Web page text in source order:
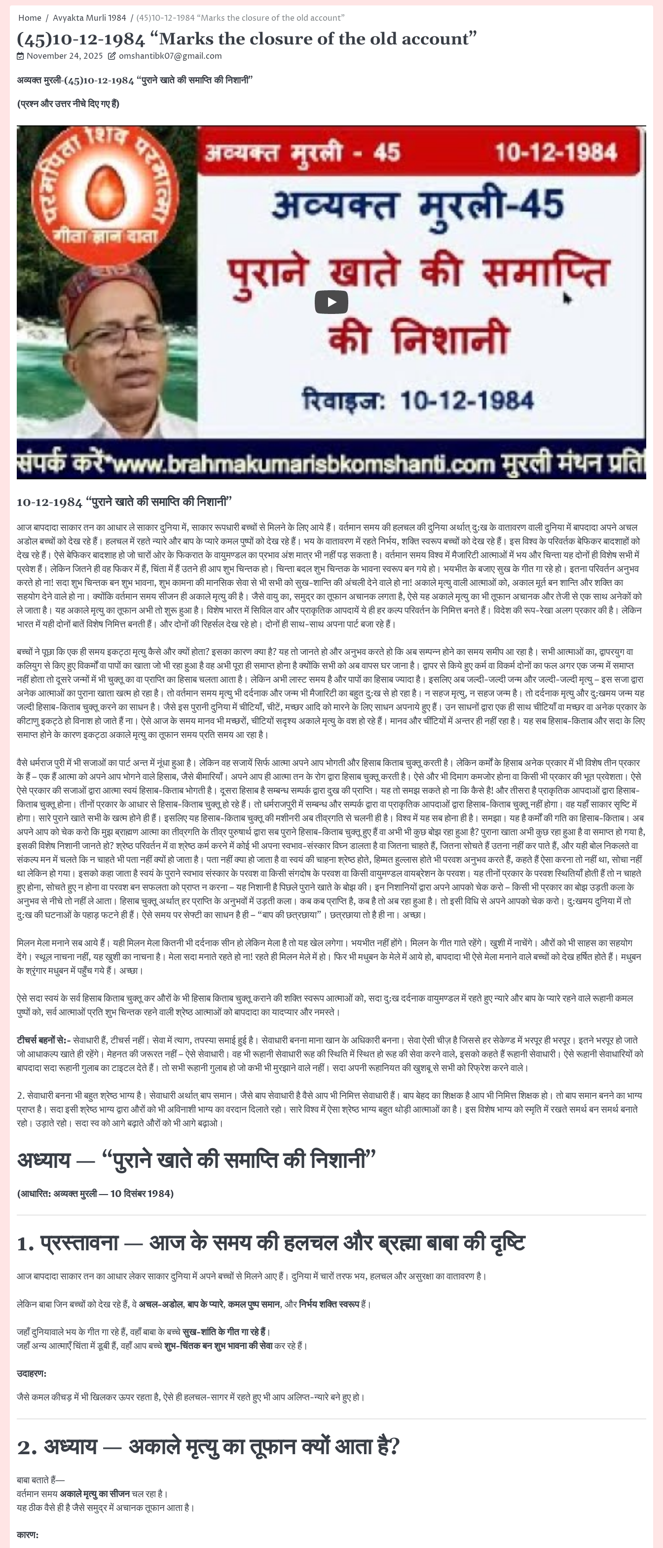
Home Avyakta Murli 1984 (45)10-12-1984 “Marks the closure of the old account”
(45)10-12-1984 “Marks the closure of the old account”
November 24, 2025 omshantibk07@gmail.com
अव्यक्त मुरली-(45)10-12-1984 “पुराने खाते की समाप्ति की निशानी”
(प्रश्न और उत्तर नीचे दिए गए हैं)
10-12-1984 “पुराने खाते की समाप्ति की निशानी”
आज बापदादा साकार तन का आधार ले साकार दुनिया में, साकार रूपधारी बच्चों से मिलने के लिए आये हैं। वर्तमान समय की हलचल की दुनिया अर्थात् दु:ख के वातावरण वाली दुनिया में बापदादा अपने अचल
अडोल बच्चों को देख रहे हैं। हलचल में रहते न्यारे और बाप के प्यारे कमल पुष्पों को देख रहे हैं। भय के वातावरण में रहते निर्भय, शक्ति स्वरूप बच्चों को देख रहे हैं। इस विश्व के परिवर्तक बेफिकर बादशाहों को
देख रहे हैं। ऐसे बेफिकर बादशाह हो जो चारों ओर के फिकरात के वायुमण्डल का प्रभाव अंश मात्र भी नहीं पड़ सकता है। वर्तमान समय विश्व में मैजारिटी आत्माओं में भय और चिन्ता यह दोनों ही विशेष सभी में
प्रवेश हैं। लेकिन जितने ही वह फिकर में हैं, चिंता में हैं उतने ही आप शुभ चिन्तक हो। चिन्ता बदल शुभ चिन्तक के भावना स्वरूप बन गये हो। भयभीत के बजाए सुख के गीत गा रहे हो। इतना परिवर्तन अनुभव
करते हो ना! सदा शुभ चिन्तक बन शुभ भावना, शुभ कामना की मानसिक सेवा से भी सभी को सुख-शान्ति की अंचली देने वाले हो ना! अकाले मृत्यु वाली आत्माओं को, अकाल मूर्त बन शान्ति और शक्ति का
सहयोग देने वाले हो ना। क्योंकि वर्तमान समय सीजन ही अकाले मृत्यु की है। जैसे वायु का, समुद्र का तूफान अचानक लगता है, ऐसे यह अकाले मृत्यु का भी तूफान अचानक और तेजी से एक साथ अनेकों को
ले जाता है। यह अकाले मृत्यु का तूफान अभी तो शुरू हुआ है। विशेष भारत में सिविल वार और प्राकृतिक आपदायें ये ही हर कल्प परिवर्तन के निमित्त बनते हैं। विदेश की रूप-रेखा अलग प्रकार की है। लेकिन
भारत में यही दोनों बातें विशेष निमित्त बनती हैं। और दोनों की रिहर्सल देख रहे हो। दोनों ही साथ-साथ अपना पार्ट बजा रहे हैं।
बच्चों ने पूछा कि एक ही समय इकट्ठा मृत्यु कैसे और क्यों होता? इसका कारण क्या है? यह तो जानते हो और अनुभव करते हो कि अब सम्पन्न होने का समय समीप आ रहा है। सभी आत्माओं का, द्वापरयुग वा
कलियुग से किए हुए विकर्मों वा पापों का खाता जो भी रहा हुआ है वह अभी पूरा ही समाप्त होना है क्योंकि सभी को अब वापस घर जाना है। द्वापर से किये हुए कर्म वा विकर्म दोनों का फल अगर एक जन्म में समाप्त
नहीं होता तो दूसरे जन्मों में भी चुक्तू का वा प्राप्ति का हिसाब चलता आता है। लेकिन अभी लास्ट समय है और पापों का हिसाब ज्यादा है। इसलिए अब जल्दी-जल्दी जन्म और जल्दी-जल्दी मृत्यु – इस सजा द्वारा
अनेक आत्माओं का पुराना खाता खत्म हो रहा है। तो वर्तमान समय मृत्यु भी दर्दनाक और जन्म भी मैजारिटी का बहुत दु:ख से हो रहा है। न सहज मृत्यु, न सहज जन्म है। तो दर्दनाक मृत्यु और दु:खमय जन्म यह
जल्दी हिसाब-किताब चुक्तू करने का साधन है। जैसे इस पुरानी दुनिया में चीटियाँ, चीटें, मच्छर आदि को मारने के लिए साधन अपनाये हुए हैं। उन साधनों द्वारा एक ही साथ चीटियाँ वा मच्छर वा अनेक प्रकार के
कीटाणु इकट्ठे हो विनाश हो जाते हैं ना। ऐसे आज के समय मानव भी मच्छरों, चीटियों सदृश्य अकाले मृत्यु के वश हो रहे हैं। मानव और चींटियों में अन्तर ही नहीं रहा है। यह सब हिसाब-किताब और सदा के लिए
समाप्त होने के कारण इकट्ठा अकाले मृत्यु का तूफान समय प्रति समय आ रहा है।
वैसे धर्मराज पुरी में भी सजाओं का पार्ट अन्त में नूंधा हुआ है। लेकिन वह सजायें सिर्फ आत्मा अपने आप भोगती और हिसाब किताब चुक्तू करती है। लेकिन कर्मों के हिसाब अनेक प्रकार में भी विशेष तीन प्रकार
के हैं – एक हैं आत्मा को अपने आप भोगने वाले हिसाब, जैसे बीमारियाँ। अपने आप ही आत्मा तन के रोग द्वारा हिसाब चुक्तू करती है। ऐसे और भी दिमाग कमजोर होना वा किसी भी प्रकार की भूत प्रवेशता। ऐसे
ऐसे प्रकार की सजाओं द्वारा आत्मा स्वयं हिसाब-किताब भोगती है। दूसरा हिसाब है सम्बन्ध सम्पर्क द्वारा दुख की प्राप्ति। यह तो समझ सकते हो ना कि कैसे है! और तीसरा है प्राकृतिक आपदाओं द्वारा हिसाब-
किताब चुक्तू होना। तीनों प्रकार के आधार से हिसाब-किताब चुक्तू हो रहे हैं। तो धर्मराजपुरी में सम्बन्ध और सम्पर्क द्वारा वा प्राकृतिक आपदाओं द्वारा हिसाब-किताब चुक्तू नहीं होगा। वह यहाँ साकार सृष्टि में
होगा। सारे पुराने खाते सभी के खत्म होने ही हैं। इसलिए यह हिसाब-किताब चुक्तू की मशीनरी अब तीव्रगति से चलनी ही है। विश्व में यह सब होना ही है। समझा। यह है कर्मों की गति का हिसाब-किताब। अब
अपने आप को चेक करो कि मुझ ब्राह्मण आत्मा का तीव्रगति के तीव्र पुरुषार्थ द्वारा सब पुराने हिसाब-किताब चुक्तू हुए हैं वा अभी भी कुछ बोझ रहा हुआ है? पुराना खाता अभी कुछ रहा हुआ है वा समाप्त हो गया है,
इसकी विशेष निशानी जानते हो? श्रेष्ठ परिवर्तन में वा श्रेष्ठ कर्म करने में कोई भी अपना स्वभाव-संस्कार विघ्न डालता है वा जितना चाहते हैं, जितना सोचते हैं उतना नहीं कर पाते हैं, और यही बोल निकलते वा
संकल्प मन में चलते कि न चाहते भी पता नहीं क्यों हो जाता है। पता नहीं क्या हो जाता है वा स्वयं की चाहना श्रेष्ठ होते, हिम्मत हुल्लास होते भी परवश अनुभव करते हैं, कहते हैं ऐसा करना तो नहीं था, सोचा नहीं
था लेकिन हो गया। इसको कहा जाता है स्वयं के पुराने स्वभाव संस्कार के परवश वा किसी संगदोष के परवश वा किसी वायुमण्डल वायब्रेशन के परवश। यह तीनों प्रकार के परवश स्थितियाँ होती हैं तो न चाहते
हुए होना, सोचते हुए न होना वा परवश बन सफलता को प्राप्त न करना – यह निशानी है पिछले पुराने खाते के बोझ की। इन निशानियों द्वारा अपने आपको चेक करो – किसी भी प्रकार का बोझ उड़ती कला के
अनुभव से नीचे तो नहीं ले आता। हिसाब चुक्तू अर्थात् हर प्राप्ति के अनुभवों में उड़ती कला। कब कब प्राप्ति है, कब है तो अब रहा हुआ है। तो इसी विधि से अपने आपको चेक करो। दु:खमय दुनिया में तो
दु:ख की घटनाओं के पहाड़ फटने ही हैं। ऐसे समय पर सेफ्टी का साधन है ही – “बाप की छत्रछाया”। छत्रछाया तो है ही ना। अच्छा।
मिलन मेला मनाने सब आये हैं। यही मिलन मेला कितनी भी दर्दनाक सीन हो लेकिन मेला है तो यह खेल लगेगा। भयभीत नहीं होंगे। मिलन के गीत गाते रहेंगे। खुशी में नाचेंगे। औरों को भी साहस का सहयोग
देंगे। स्थूल नाचना नहीं, यह खुशी का नाचना है। मेला सदा मनाते रहते हो ना! रहते ही मिलन मेले में हो। फिर भी मधुबन के मेले में आये हो, बापदादा भी ऐसे मेला मनाने वाले बच्चों को देख हर्षित होते हैं। मधुबन
के श्रृंगार मधुबन में पहुँच गये हैं। अच्छा।
ऐसे सदा स्वयं के सर्व हिसाब किताब चुक्तू कर औरों के भी हिसाब किताब चुक्तू कराने की शक्ति स्वरूप आत्माओं को, सदा दु:ख दर्दनाक वायुमण्डल में रहते हुए न्यारे और बाप के प्यारे रहने वाले रूहानी कमल
पुष्पों को, सर्व आत्माओं प्रति शुभ चिन्तक रहने वाली श्रेष्ठ आत्माओं को बापदादा का यादप्यार और नमस्ते।
टीचर्स बहनों से:-सेवाधारी हैं, टीचर्स नहीं। सेवा में त्याग, तपस्या समाई हुई है। सेवाधारी बनना माना खान के अधिकारी बनना। सेवा ऐसी चीज़ है जिससे हर सेकेण्ड में भरपूर ही भरपूर। इतने भरपूर हो जाते
जो आधाकल्प खाते ही रहेंगे। मेहनत की जरूरत नहीं – ऐसे सेवाधारी। वह भी रूहानी सेवाधारी रूह की स्थिति में स्थित हो रूह की सेवा करने वाले, इसको कहते हैं रूहानी सेवाधारी। ऐसे रूहानी सेवाधारियों को
बापदादा सदा रूहानी गुलाब का टाइटल देते हैं। तो सभी रूहानी गुलाब हो जो कभी भी मुरझाने वाले नहीं। सदा अपनी रूहानियत की खुशबू से सभी को रिफ्रेश करने वाले।
2. सेवाधारी बनना भी बहुत श्रेष्ठ भाग्य है। सेवाधारी अर्थात् बाप समान। जैसे बाप सेवाधारी है वैसे आप भी निमित्त सेवाधारी हैं। बाप बेहद का शिक्षक है आप भी निमित्त शिक्षक हो। तो बाप समान बनने का भाग्य
प्राप्त है। सदा इसी श्रेष्ठ भाग्य द्वारा औरों को भी अविनाशी भाग्य का वरदान दिलाते रहो। सारे विश्व में ऐसा श्रेष्ठ भाग्य बहुत थोड़ी आत्माओं का है। इस विशेष भाग्य को स्मृति में रखते समर्थ बन समर्थ बनाते
रहो। उड़ाते रहो। सदा स्व को आगे बढ़ाते औरों को भी आगे बढ़ाओ।
अध्याय — “पुराने खाते की समाप्ति की निशानी”
(आधारित: अव्यक्त मुरली — 10 दिसंबर 1984)
1. प्रस्तावना — आज के समय की हलचल और ब्रह्मा बाबा की दृष्टि
आज बापदादा साकार तन का आधार लेकर साकार दुनिया में अपने बच्चों से मिलने आए हैं। दुनिया में चारों तरफ भय, हलचल और असुरक्षा का वातावरण है।
लेकिन बाबा जिन बच्चों को देख रहे हैं, वेअचल-अडोल,बाप के प्यारे,कमल पुष्प समान, औरनिर्भय शक्ति स्वरूपहैं।
जहाँ दुनियावाले भय के गीत गा रहे हैं, वहाँ बाबा के बच्चेसुख-शांति के गीत गा रहे हैं।
जहाँ अन्य आत्माएँ चिंता में डूबी हैं, वहाँ आप बच्चेशुभ-चिंतक बन शुभ भावना की सेवाकर रहे हैं।
उदाहरण:
जैसे कमल कीचड़ में भी खिलकर ऊपर रहता है, ऐसे ही हलचल-सागर में रहते हुए भी आप अलिप्त-न्यारे बने हुए हो।
2. अध्याय — अकाले मृत्यु का तूफान क्यों आता है?
बाबा बताते हैं—
वर्तमान समयअकाले मृत्यु का सीजनचल रहा है।
यह ठीक वैसे ही है जैसे समुद्र में अचानक तूफान आता है।
कारण: